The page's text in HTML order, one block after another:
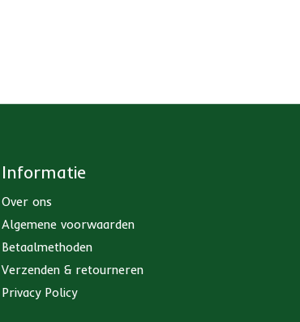
Informatie
Over ons
Algemene voorwaarden
Betaalmethoden
Verzenden & retourneren
Privacy Policy